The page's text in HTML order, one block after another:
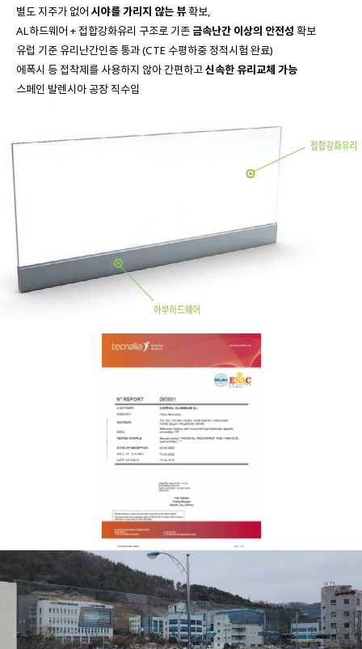
별도 지주가 없어 시야를 가리지 않는 뷰확보,
AL하드웨어 + 접합강화유리 구조로 기존 금속난간 이상의 안전성 확보
유럽 기준 유리난간인증 통과 (CTE 수평하중 정적시험 완료)
에폭시 등 접착제를 사용하지 않아 간편하고신속한 유리교체 가능
스페인 발렌시아 공장 직수입